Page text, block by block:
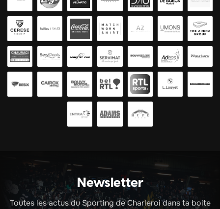
Newsletter
Toutes les actus du Sporting de Charleroi dans ta boite